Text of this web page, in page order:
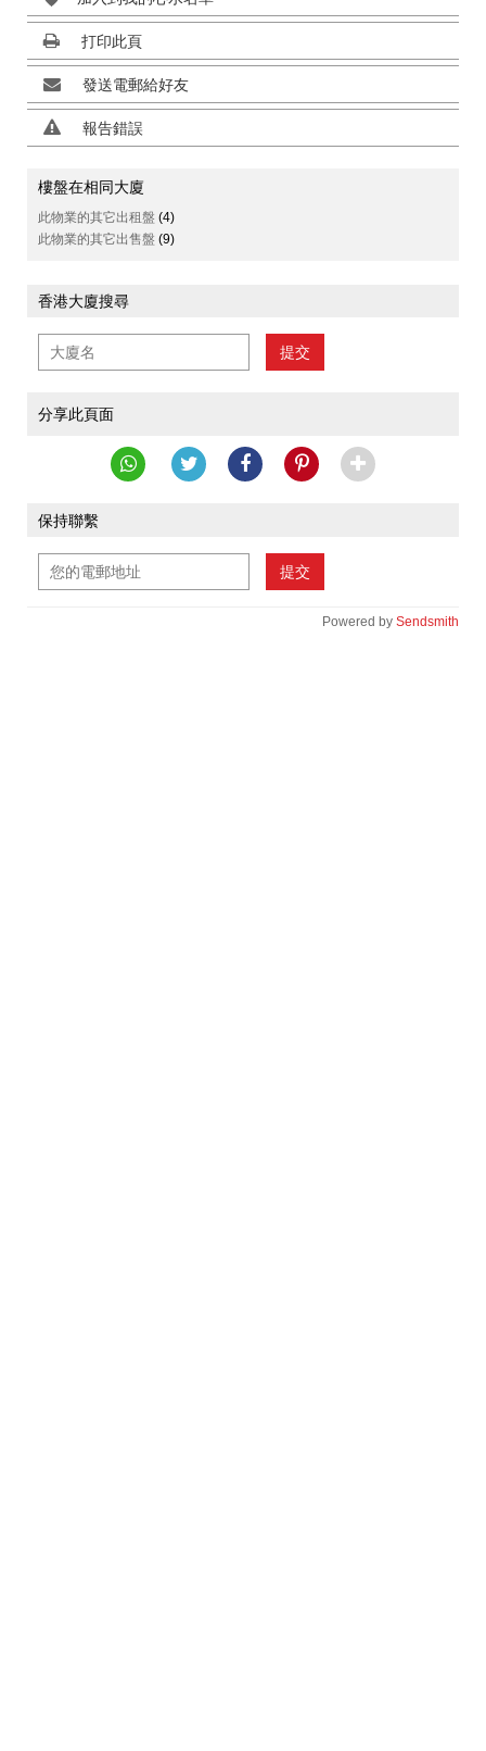
打印此頁
發送電郵給好友
報告錯誤
樓盤在相同大廈
此物業的其它出租盤 (4)
此物業的其它出售盤 (9)
香港大廈搜尋
提交
分享此頁面
保持聯繫
提交
Powered by Sendsmith